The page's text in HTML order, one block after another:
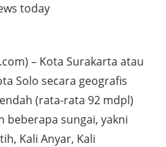
today
– Kota Surakarta atau
Solo secara geografis
(rata-rata 92 mdpl)
beberapa sungai, yakni
Kali Anyar, Kali